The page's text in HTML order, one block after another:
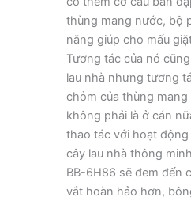
thùng mang nước, bộ
năng giúp cho mấu
Tương tác của nó
lau nhà nhưng tương
chỏm của thùng
không phải là ở cán
thao tác với hoạt
cây lau nhà thông
BB-6H86 sẽ đem đến
vắt hoàn hảo hơn,